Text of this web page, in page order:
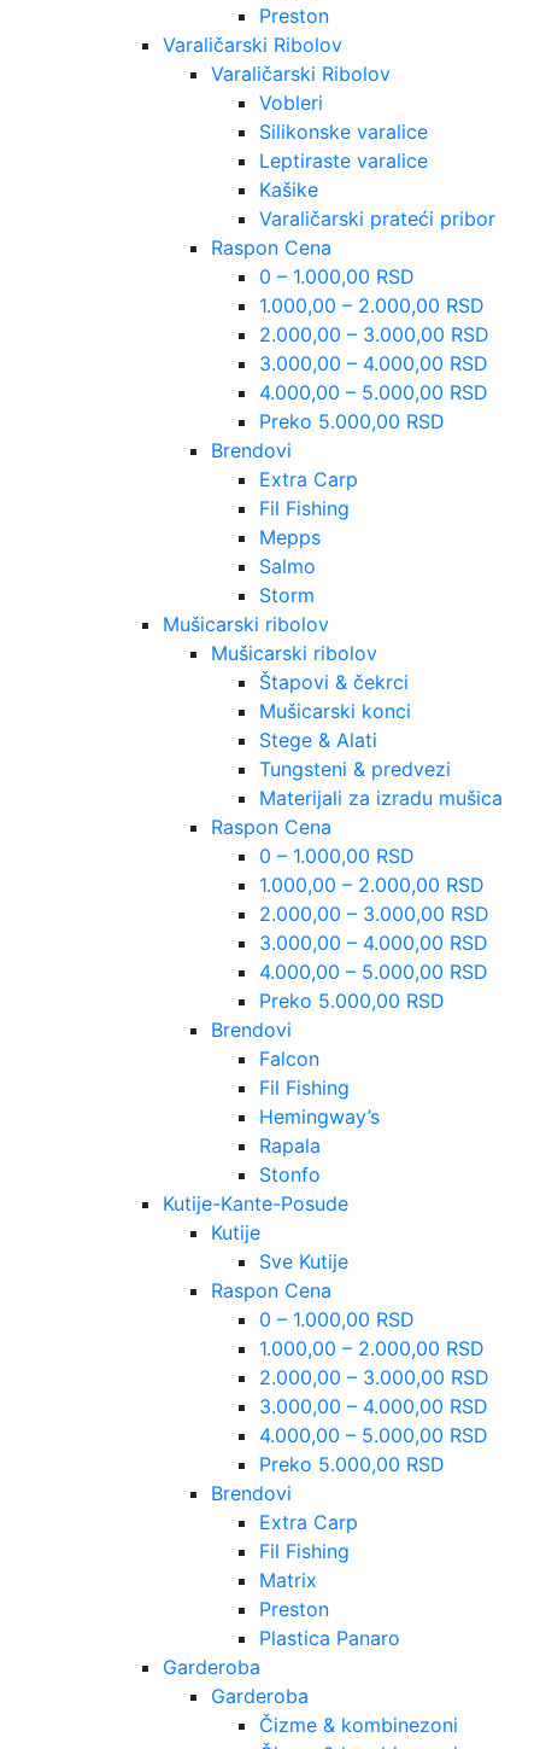
Preston
Varaličarski Ribolov
Varaličarski Ribolov
Vobleri
Silikonske varalice
Leptiraste varalice
Kašike
Varaličarski prateći pribor
Raspon Cena
0 – 1.000,00 RSD
1.000,00 – 2.000,00 RSD
2.000,00 – 3.000,00 RSD
3.000,00 – 4.000,00 RSD
4.000,00 – 5.000,00 RSD
Preko 5.000,00 RSD
Brendovi
Extra Carp
Fil Fishing
Mepps
Salmo
Storm
Mušicarski ribolov
Mušicarski ribolov
Štapovi & čekrci
Mušicarski konci
Stege & Alati
Tungsteni & predvezi
Materijali za izradu mušica
Raspon Cena
0 – 1.000,00 RSD
1.000,00 – 2.000,00 RSD
2.000,00 – 3.000,00 RSD
3.000,00 – 4.000,00 RSD
4.000,00 – 5.000,00 RSD
Preko 5.000,00 RSD
Brendovi
Falcon
Fil Fishing
Hemingway’s
Rapala
Stonfo
Kutije-Kante-Posude
Kutije
Sve Kutije
Raspon Cena
0 – 1.000,00 RSD
1.000,00 – 2.000,00 RSD
2.000,00 – 3.000,00 RSD
3.000,00 – 4.000,00 RSD
4.000,00 – 5.000,00 RSD
Preko 5.000,00 RSD
Brendovi
Extra Carp
Fil Fishing
Matrix
Preston
Plastica Panaro
Garderoba
Garderoba
Čizme & kombinezoni